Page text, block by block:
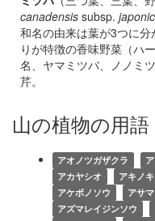
canadensis subsp.
和名の由来は葉が3つに
りが特徴の香味野菜（ハ
名、ヤマミツバ、ノノミ
芹。
山の植物の用語
アオノツガザクラ
アカヤシオ
アキノ
アケボノソウ
アサ
アズマレイジンソウ